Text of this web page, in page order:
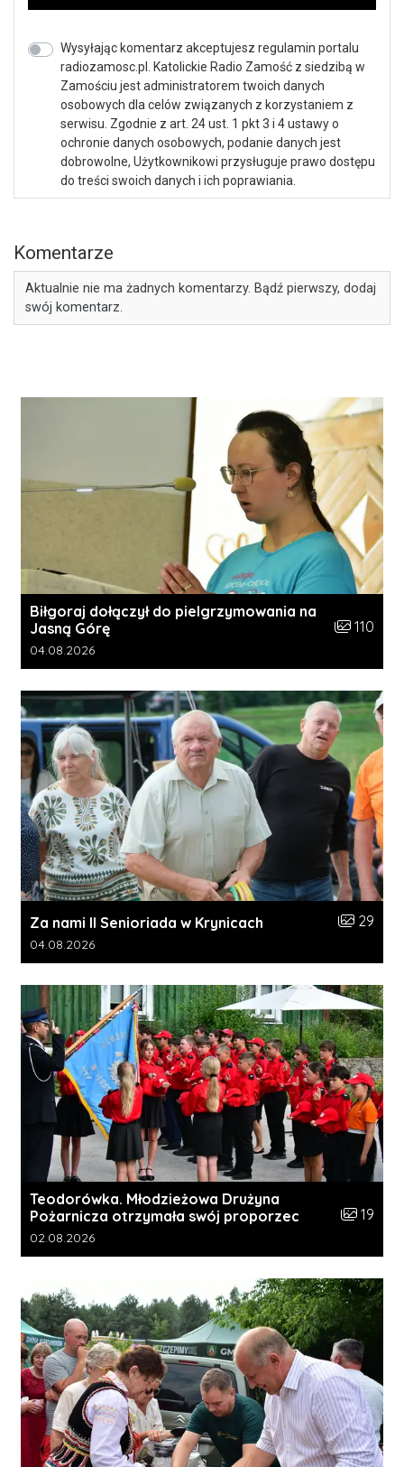
Wysyłając komentarz akceptujesz regulamin portalu
radiozamosc.pl. Katolickie Radio Zamość z siedzibą w
Zamościu jest administratorem twoich danych
osobowych dla celów związanych z korzystaniem z
serwisu. Zgodnie z art. 24 ust. 1 pkt 3 i 4 ustawy o
ochronie danych osobowych, podanie danych jest
dobrowolne, Użytkownikowi przysługuje prawo dostępu
do treści swoich danych i ich poprawiania.
Komentarze
Aktualnie nie ma żadnych komentarzy. Bądź pierwszy, dodaj
swój komentarz.
Biłgoraj dołączył do pielgrzymowania na
Jasną Górę
Liczba
110
Data dodania galerii:
04.08.2026
Za nami II Senioriada w Krynicach Liczba
29
Data dodania galerii:
04.08.2026
Teodorówka. Młodzieżowa Drużyna
Pożarnicza otrzymała swój proporzec
Liczba
19
Data dodania galerii:
02.08.2026